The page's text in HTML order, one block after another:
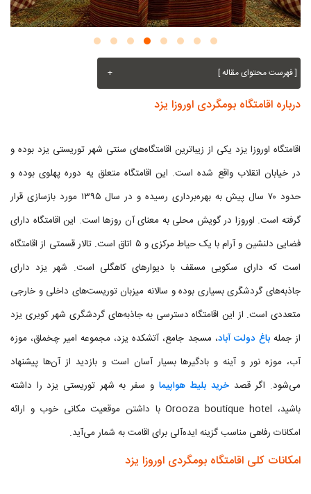
[ فهرست محتوای مقاله ] +
درباره اقامتگاه بومگردی اوروزا يزد
اقامتگاه اوروزا يزد یکی از زیباترین اقامتگاه‌های سنتی شهر توریستی یزد بوده و
در خیابان انقلاب واقع شده است. این اقامتگاه متعلق یه دوره پهلوی بوده و
حدود ۷۰ سال پیش به بهره‌برداری رسیده و در سال ۱۳۹۵ مورد بازسازی قرار
گرفته است. اوروزا در گویش محلی به معنای آن روزها است. این اقامتگاه دارای
فضایی دلنشین و آرام با یک حیاط مرکزی و ۵ اتاق است. تالار قسمتی از اقامتگاه
است که دارای سکویی مسقف با دیوارهای کاهگلی است. شهر یزد دارای
جاذبه‌های گردشگری بسیاری بوده و سالانه میزبان توریست‌های داخلی و خارجی
متعددی است. از این اقامتگاه دسترسی به جاذبه‌های گردشگری شهر کویری یزد
از جملهباغ دولت آباد، مسجد جامع، آتشکده یزد، مجموعه امیر چخماق، موزه
آب، موزه نور و آینه و بادگیرها بسیار آسان است و بازدید از آن‌ها پیشنهاد
می‌شود. اگر قصدخرید بلیط هواپیما و سفر به شهر توریستی یزد را داشته
باشید، Orooza boutique hotel با داشتن موقعیت مکانی خوب و ارائه
امکانات رفاهی مناسب گزینه ایده‌آلی برای اقامت به شمار می‌آید.
امکانات کلی اقامتگاه بومگردی اوروزا يزد